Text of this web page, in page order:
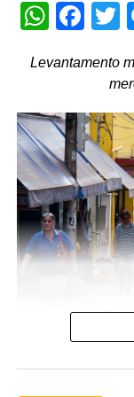
em vigor desde
instrumentos
estratégias
De acordo
economista e
e Insper, as
crucial deixada
do Marco Legal
poder de polícia,
condutas no
mesmo com a
Na avaliação do
Levantamento
Cuiabá liderou a